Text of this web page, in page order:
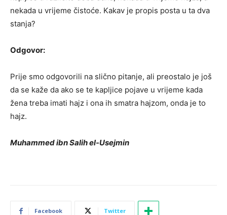
nekada u vrijeme čistoće. Kakav je propis posta u ta dva
stanja?
Odgovor:
Prije smo odgovorili na slično pitanje, ali preostalo je još
da se kaže da ako se te kapljice pojave u vrijeme kada
žena treba imati hajz i ona ih smatra hajzom, onda je to
hajz.
Muhammed ibn Salih el-Usejmin
Facebook Twitter